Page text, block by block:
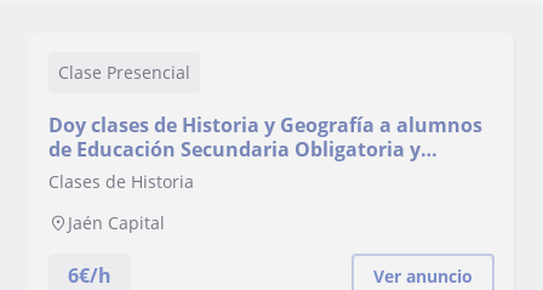
Clase Presencial
Doy clases de Historia y Geografía a alumnos
de Educación Secundaria Obligatoria y
Bachillerato
Clases de Historia
Jaén Capital
6€/h Ver anuncio